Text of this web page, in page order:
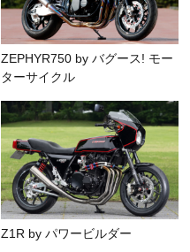
ZEPHYR750 by バグース! モー
ターサイクル
Z1R by パワービルダー